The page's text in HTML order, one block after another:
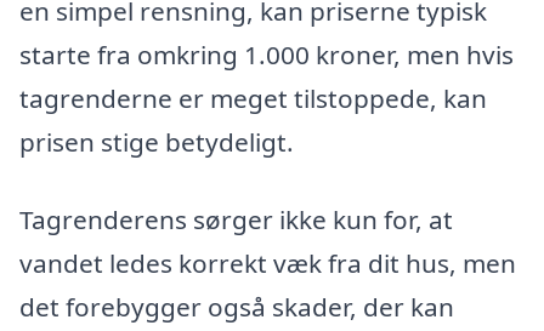
en simpel rensning, kan priserne typisk
starte fra omkring 1.000 kroner, men hvis
tagrenderne er meget tilstoppede, kan
prisen stige betydeligt.
Tagrenderens sørger ikke kun for, at
vandet ledes korrekt væk fra dit hus, men
det forebygger også skader, der kan